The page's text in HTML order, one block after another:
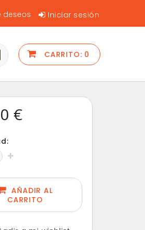
Iniciar sesión
deseos
CARRITO: 0
€
AÑADIR AL
CARRITO